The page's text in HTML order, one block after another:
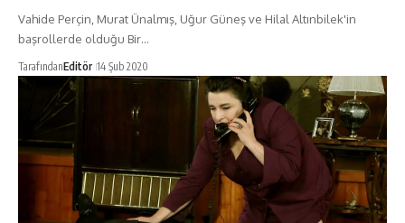
Vahide Perçin, Murat Ünalmış, Uğur Güneş ve Hilal Altınbilek'in
başrollerde olduğu Bir…
TarafındanEditör 14 Şub 2020